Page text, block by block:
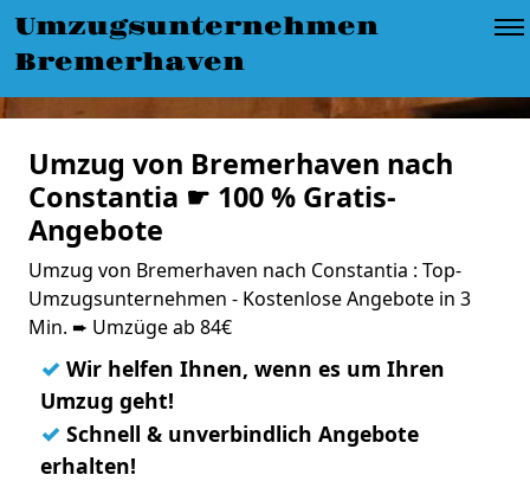
Umzugsunternehmen
Bremerhaven
Umzug von Bremerhaven nach
Constantia ☛ 100 % Gratis-
Angebote
Umzug von Bremerhaven nach Constantia : Top-
Umzugsunternehmen - Kostenlose Angebote in 3
Min. ➨ Umzüge ab 84€
✓ Wir helfen Ihnen, wenn es um Ihren
Umzug geht!
✓ Schnell & unverbindlich Angebote
erhalten!